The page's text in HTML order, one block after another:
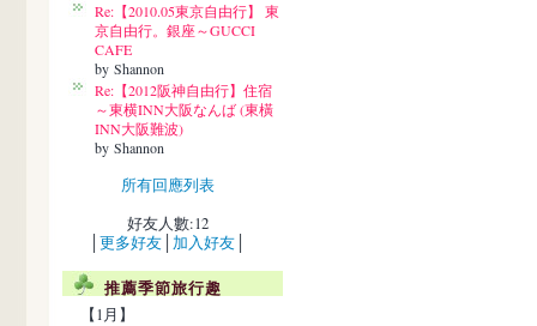
Re:【2010.05東京自由行】 東
京自由行。銀座～GUCCI
CAFE
by Shannon
Re:【2012阪神自由行】住宿
～東横INN大阪なんば (東橫
INN大阪難波)
by Shannon
所有回應列表
好友人數:12
更多好友 加入好友
推薦季節旅行趣
【1月】